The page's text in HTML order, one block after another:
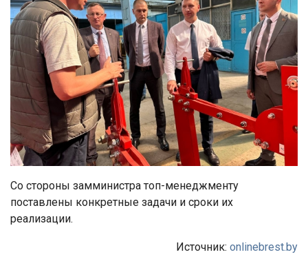
Со стороны замминистра топ-менеджменту
поставлены конкретные задачи и сроки их
реализации.
Источник: onlinebrest.by